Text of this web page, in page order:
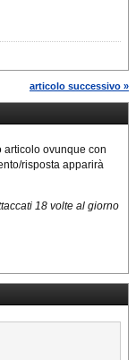
articolo successivo »
articolo ovunque con
risposta apparirà
18 volte al giorno